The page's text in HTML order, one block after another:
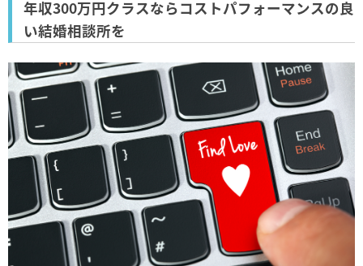
年収300万円クラスならコストパフォーマンスの良
い結婚相談所を